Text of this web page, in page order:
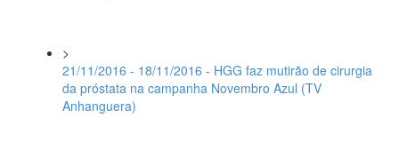
>
21/11/2016 - 18/11/2016 - HGG faz mutirão de cirurgia
da próstata na campanha Novembro Azul (TV
Anhanguera)